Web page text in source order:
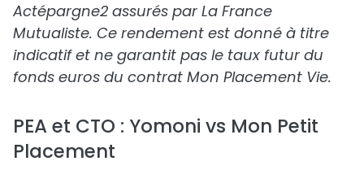
Actépargne2 assurés par La France
Mutualiste. Ce rendement est donné à titre
indicatif et ne garantit pas le taux futur du
fonds euros du contrat Mon Placement Vie.
PEA et CTO : Yomoni vs Mon Petit
Placement